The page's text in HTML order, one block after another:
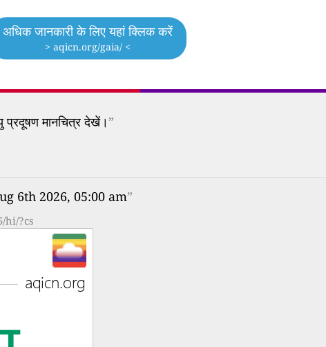
अधिक जानकारी के लिए यहां क्लिक करें
> aqicn.org/gaia/ <
मानचित्र देखें।”
6th 2026, 05:00 am”
hi/?cs